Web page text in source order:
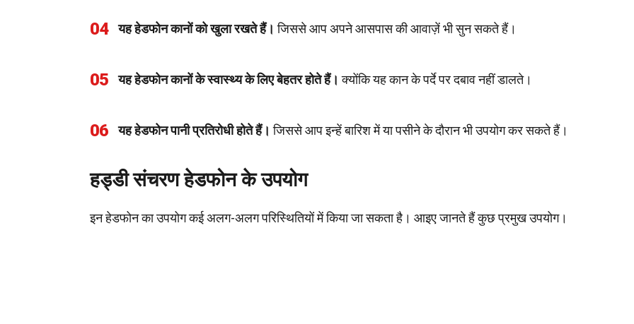
04 यह हेडफोन कानों को खुला रखते हैं। जिससे आप अपने आसपास की आवाज़ें भी सुन सकते हैं।
05 यह हेडफोन कानों के स्वास्थ्य के लिए बेहतर होते हैं। क्योंकि यह कान के पर्दे पर दबाव नहीं डालते।
06 यह हेडफोन पानी प्रतिरोधी होते हैं। जिससे आप इन्हें बारिश में या पसीने के दौरान भी उपयोग कर सकते हैं।
हड्डी संचरण हेडफोन के उपयोग
इन हेडफोन का उपयोग कई अलग-अलग परिस्थितियों में किया जा सकता है। आइए जानते हैं कुछ प्रमुख उपयोग।